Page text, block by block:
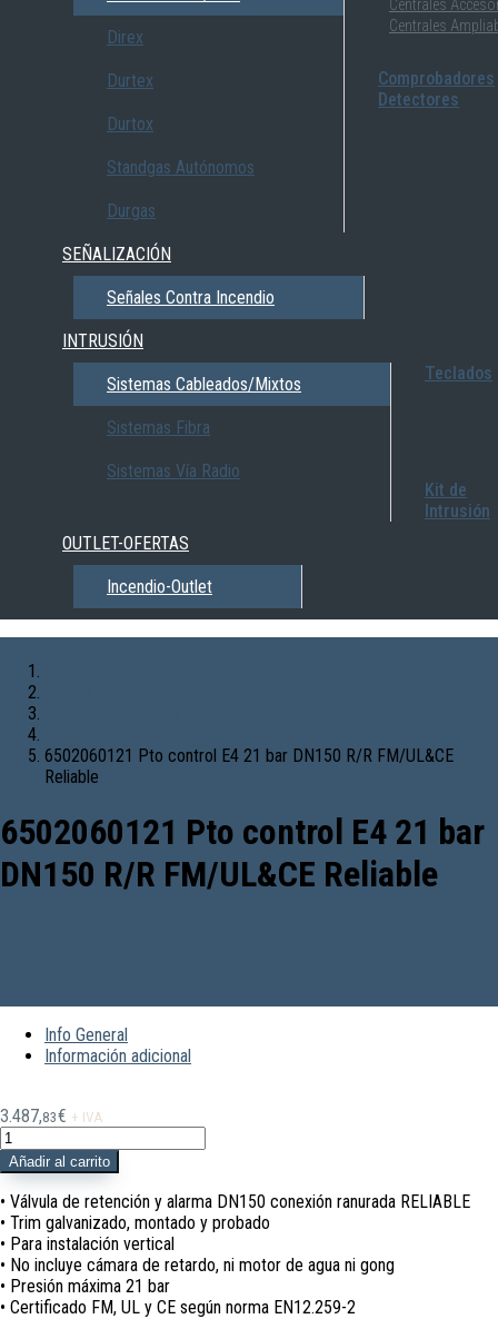
Direx
Durtex
Durtox
Standgas Autónomos
Durgas
Centrales
Centrales
Comprobadores
Detectores
SEÑALIZACIÓN
Señales Contra Incendio
INTRUSIÓN
Sistemas Cableados/Mixtos
Sistemas Fibra
Sistemas Vía Radio
Teclados
Kit de
Intrusión
OUTLET-OFERTAS
Incendio-Outlet
6502060121 Pto control E4 21 bar DN150 R/R FM/UL&CE
Reliable
6502060121 Pto control E4 21 bar
DN150 R/R FM/UL&CE Reliable
Info General
Información adicional
3.487,83€ + IVA
6502060121
Pto
control
E4
21
bar
DN150
R/R
FM/UL&CE
Añadir al carrito
• Válvula de retención y alarma DN150 conexión ranurada RELIABLE
• Trim galvanizado, montado y probado
• Para instalación vertical
• No incluye cámara de retardo, ni motor de agua ni gong
• Presión máxima 21 bar
• Certificado FM, UL y CE según norma EN12.259-2